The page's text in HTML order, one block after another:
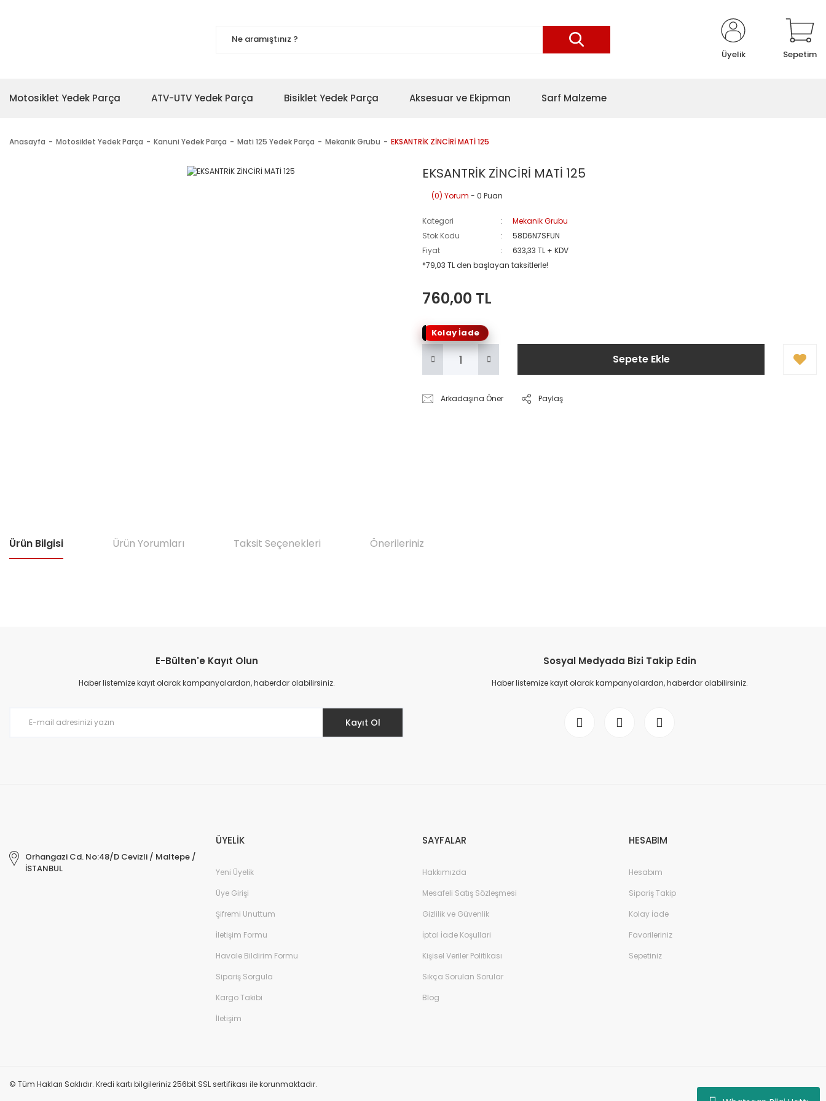
Üyelik Sepetim
Motosiklet Yedek Parça ATV-UTV Yedek Parça Bisiklet Yedek Parça Aksesuar ve Ekipman Sarf Malzeme
Anasayfa Motosiklet Yedek Parça Kanuni Yedek Parça Mati 125 Yedek Parça Mekanik Grubu EKSANTRİK ZİNCİRİ MATİ 125
EKSANTRİK ZİNCİRİ MATİ 125
(0) Yorum - 0 Puan
Kategori
Mekanik Grubu
Stok Kodu
58D6N7SFUN
Fiyat
633,33 TL + KDV
*79,03 TL den başlayan taksitlerle!
760,00 TL
Kolay İade
Sepete Ekle
Arkadaşına Öner Paylaş
Ürün Bilgisi Ürün Yorumları Taksit Seçenekleri Önerileriniz
Ürün resmi kalitesiz, bozuk veya görüntülenemiyor.
Ürün açıklamasında eksik bilgiler bulunuyor.
E-Bülten'e Kayıt Olun
Haber listemize kayıt olarak kampanyalardan, haberdar olabilirsiniz.
Kayıt Ol
Sosyal Medyada Bizi Takip Edin
Haber listemize kayıt olarak kampanyalardan, haberdar olabilirsiniz.
Orhangazi Cd. No:48/D Cevizli / Maltepe /
İSTANBUL
ÜYELİK
Yeni Üyelik
Üye Girişi
Şifremi Unuttum
İletişim Formu
Havale Bildirim Formu
Sipariş Sorgula
Kargo Takibi
İletişim
SAYFALAR
Hakkımızda
Mesafeli Satış Sözleşmesi
Gizlilik ve Güvenlik
İptal İade Koşullari
Kişisel Veriler Politikası
Sıkça Sorulan Sorular
Blog
HESABIM
Hesabım
Sipariş Takip
Kolay İade
Favorileriniz
Sepetiniz
© Tüm Hakları Saklıdır. Kredi kartı bilgileriniz 256bit SSL sertifikası ile korunmaktadır.